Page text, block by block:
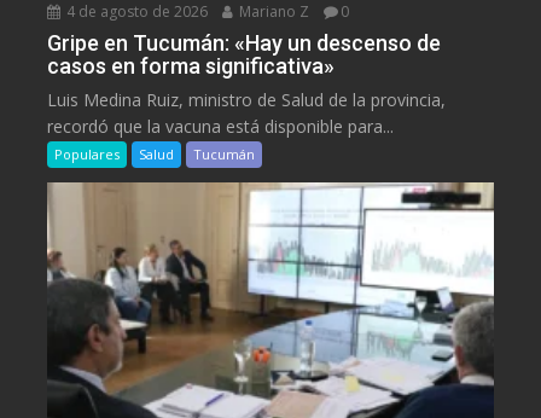
4 de agosto de 2026 Mariano Z 0
Gripe en Tucumán: «Hay un descenso de
casos en forma significativa»
Luis Medina Ruiz, ministro de Salud de la provincia,
recordó que la vacuna está disponible para...
Populares Salud Tucumán